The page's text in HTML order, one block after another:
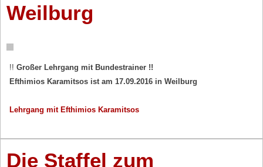
Weilburg
!! Großer Lehrgang mit Bundestrainer !!
Efthimios Karamitsos ist am 17.09.2016 in Weilburg
Lehrgang mit Efthimios Karamitsos
Die Staffel zum